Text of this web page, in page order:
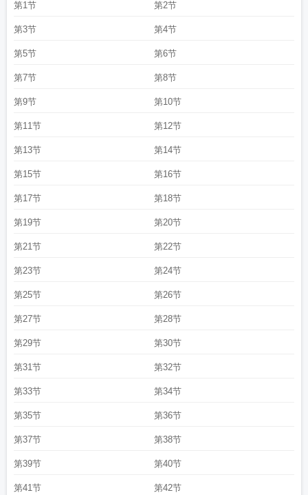
第1节 第2节
第3节 第4节
第5节 第6节
第7节 第8节
第9节 第10节
第11节 第12节
第13节 第14节
第15节 第16节
第17节 第18节
第19节 第20节
第21节 第22节
第23节 第24节
第25节 第26节
第27节 第28节
第29节 第30节
第31节 第32节
第33节 第34节
第35节 第36节
第37节 第38节
第39节 第40节
第41节 第42节